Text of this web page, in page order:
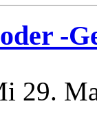
-
29.